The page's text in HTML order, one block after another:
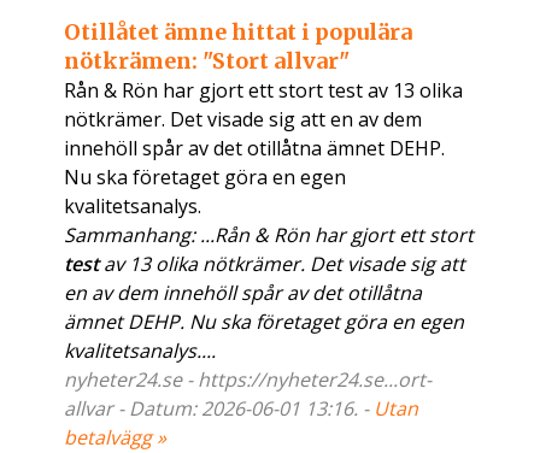
Otillåtet ämne hittat i populära
nötkrämen: "Stort allvar"
Rån & Rön har gjort ett stort test av 13 olika
nötkrämer. Det visade sig att en av dem
innehöll spår av det otillåtna ämnet DEHP​.
Nu ska företaget göra en egen
kvalitetsanalys.
Sammanhang: ...Rån & Rön har gjort ett stort
testav 13 olika nötkrämer. Det visade sig att
en av dem innehöll spår av det otillåtna
ämnet DEHP​. Nu ska företaget göra en egen
kvalitetsanalys....
nyheter24.se - https://nyheter24.se...ort-
allvar - Datum: 2026-06-01 13:16. - Utan
betalvägg »